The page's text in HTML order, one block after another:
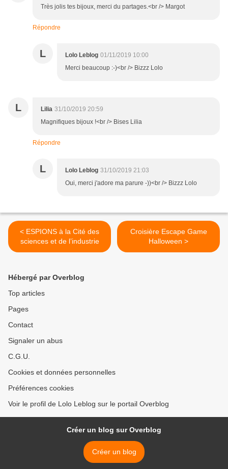
Très jolis tes bijoux, merci du partages.<br /> Margot
Répondre
L Lolo Leblog 01/11/2019 10:00
Merci beaucoup :-)<br /> Bizzz Lolo
L Lilia 31/10/2019 20:59
Magnifiques bijoux !<br /> Bises Lilia
Répondre
L Lolo Leblog 31/10/2019 21:03
Oui, merci j'adore ma parure -))<br /> Bizzz Lolo
< ESPIONS à la Cité des
sciences et de l’industrie
Croisière Escape Game
Halloween >
Hébergé par Overblog
Top articles
Pages
Contact
Signaler un abus
C.G.U.
Cookies et données personnelles
Préférences cookies
Voir le profil de Lolo Leblog sur le portail Overblog
Créer un blog sur Overblog
Créer un blog